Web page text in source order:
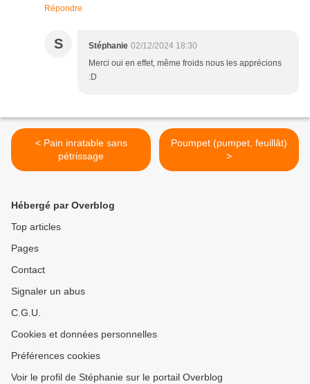
Répondre
S Stéphanie 02/12/2024 18:30
Merci oui en effet, même froids nous les apprécions
:D
< Pain inratable sans
pétrissage
Poumpet (pumpet, feuillât)
>
Hébergé par Overblog
Top articles
Pages
Contact
Signaler un abus
C.G.U.
Cookies et données personnelles
Préférences cookies
Voir le profil de Stéphanie sur le portail Overblog